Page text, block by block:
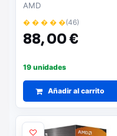
AMD
� � � � �(46)
88,00 €
19 unidades
Añadir al carrito